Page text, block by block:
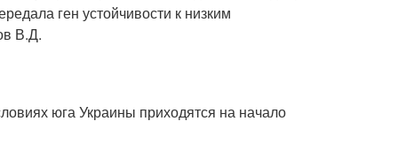
ген устойчивости к низким
В.Д.
юга Украины приходятся на начало